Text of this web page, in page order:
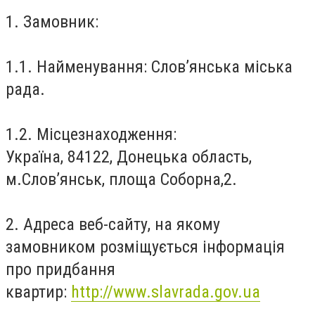
1. Замовник:
1.1. Найменування: Слов’янська міська
рада.
1.2. Місцезнаходження:
Україна, 84122, Донецька область,
м.Слов’янськ, площа Соборна,2.
2. Адреса веб-сайту, на якому
замовником розміщується інформація
про придбання
квартир: http://www.slavrada.gov.ua